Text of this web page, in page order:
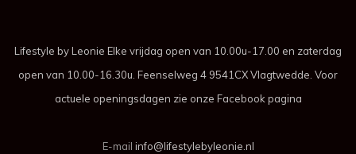
Lifestyle by Leonie Elke vrijdag open van 10.00u-17.00 en zaterdag
open van 10.00-16.30u. Feenselweg 4 9541CX Vlagtwedde. Voor
actuele openingsdagen zie onze Facebook pagina
E-mail info@lifestylebyleonie.nl